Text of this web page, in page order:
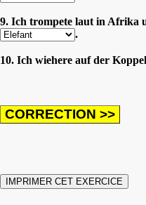
9. Ich trompete laut in Afrika
.
10. Ich wiehere auf der